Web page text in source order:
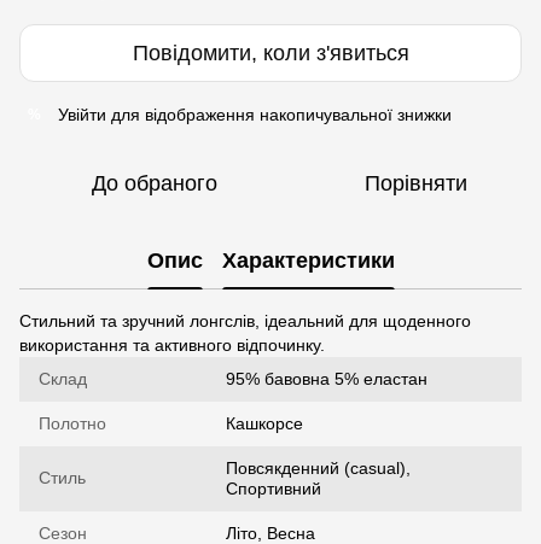
Повідомити, коли з'явиться
Увійти для відображення накопичувальної знижки
До обраного Порівняти
Опис Характеристики
Стильний та зручний лонгслів, ідеальний для щоденного
використання та активного відпочинку.
Склад
95% бавовна 5% еластан
Полотно Кашкорсе
Стиль
Повсякденний (casual),
Спортивний
Сезон Літо, Весна